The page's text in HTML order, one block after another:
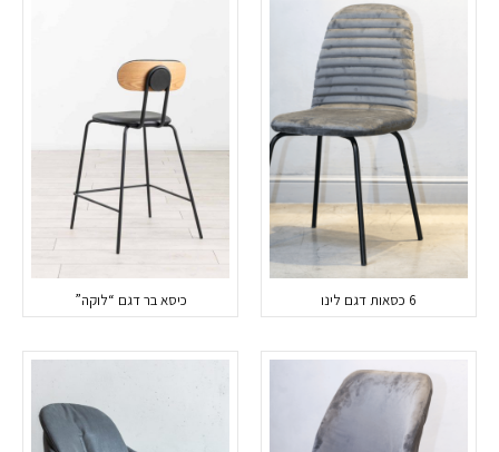
כיסא בר דגם “לוקה”